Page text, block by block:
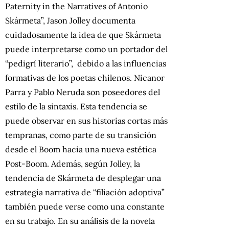
Paternity in the Narratives of Antonio
Skármeta”, Jason Jolley documenta
cuidadosamente la idea de que Skármeta
puede interpretarse como un portador del
“pedigrí literario”, debido a las influencias
formativas de los poetas chilenos. Nicanor
Parra y Pablo Neruda son poseedores del
estilo de la sintaxis. Esta tendencia se
puede observar en sus historias cortas más
tempranas, como parte de su transición
desde el Boom hacia una nueva estética
Post-Boom. Además, según Jolley, la
tendencia de Skármeta de desplegar una
estrategia narrativa de “filiación adoptiva”
también puede verse como una constante
en su trabajo. En su análisis de la novela